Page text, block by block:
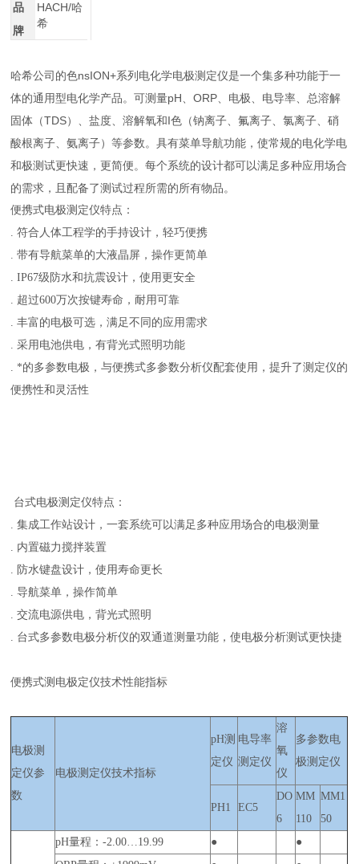
品
牌
HACH/哈
希
哈希公司的色nsION+系列电化学电极测定仪是一个集多种功能于一
体的通用型电化学产品。可测量pH、ORP、电极、电导率、总溶解
固体（TDS）、盐度、溶解氧和I色（钠离子、氟离子、氯离子、硝
酸根离子、氨离子）等参数。具有菜单导航功能，使常规的电化学电
和极测试更快速，更简便。每个系统的设计都可以满足多种应用场合
的需求，且配备了测试过程所需的所有物品。
便携式电极测定仪特点：
. 符合人体工程学的手持设计，轻巧便携
. 带有导航菜单的大液晶屏，操作更简单
. IP67级防水和抗震设计，使用更安全
. 超过600万次按键寿命，耐用可靠
. 丰富的电极可选，满足不同的应用需求
. 采用电池供电，有背光式照明功能
. *的多参数电极，与便携式多参数分析仪配套使用，提升了测定仪的
便携性和灵活性
台式电极测定仪特点：
. 集成工作站设计，一套系统可以满足多种应用场合的电极测量
. 内置磁力搅拌装置
. 防水键盘设计，使用寿命更长
. 导航菜单，操作简单
. 交流电源供电，背光式照明
. 台式多参数电极分析仪的双通道测量功能，使电极分析测试更快捷
便携式测电极定仪技术性能指标
电极测
定仪参
数
电极测定仪技术指标
pH测
定仪
电导率
测定仪
溶
氧
仪
多参数电
极测定仪
PH1 EC5
DO
6
MM
110
MM1
50
pH量程：-2.00…19.99
●
●